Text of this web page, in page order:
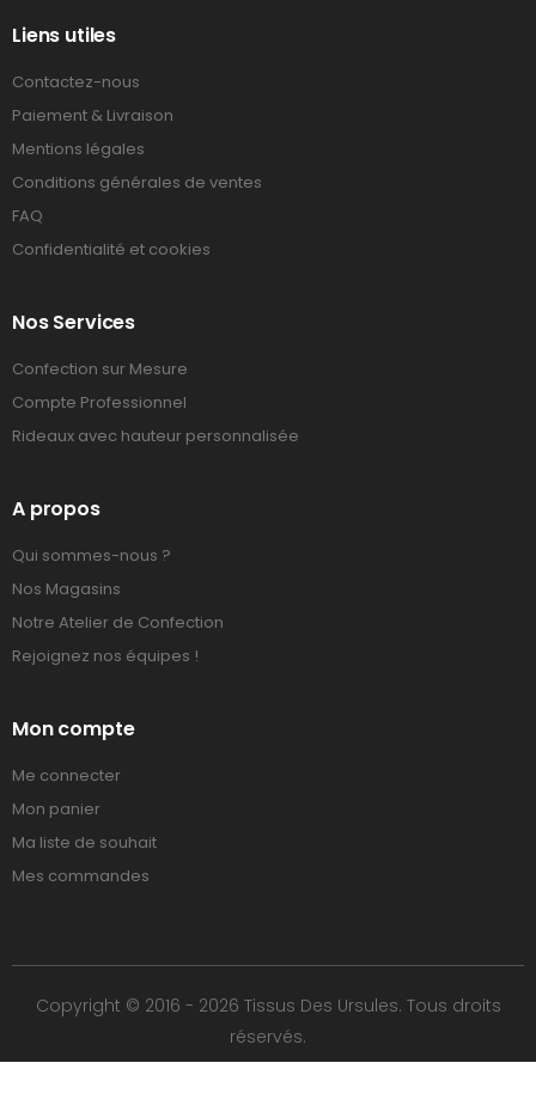
Liens utiles
Contactez-nous
Paiement & Livraison
Mentions légales
Conditions générales de ventes
FAQ
Confidentialité et cookies
Nos Services
Confection sur Mesure
Compte Professionnel
Rideaux avec hauteur personnalisée
A propos
Qui sommes-nous ?
Nos Magasins
Notre Atelier de Confection
Rejoignez nos équipes !
Mon compte
Me connecter
Mon panier
Ma liste de souhait
Mes commandes
Copyright © 2016 - 2026 Tissus Des Ursules. Tous droits
réservés.